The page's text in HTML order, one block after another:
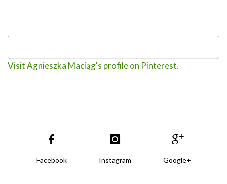
Visit Agnieszka Maciąg's profile on Pinterest.
Facebook Instagram Google+